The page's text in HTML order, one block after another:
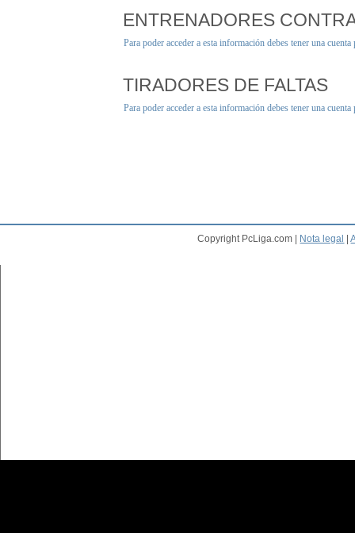
ENTRENADORES
Para poder acceder a esta información debes tener una
TIRADORES DE FALTAS
Para poder acceder a esta información debes tener una
Copyright PcLiga.com | Nota legal |